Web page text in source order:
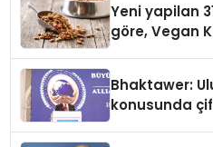
Yeni yapilan
göre, Vegan
Bhaktawer:
konusunda